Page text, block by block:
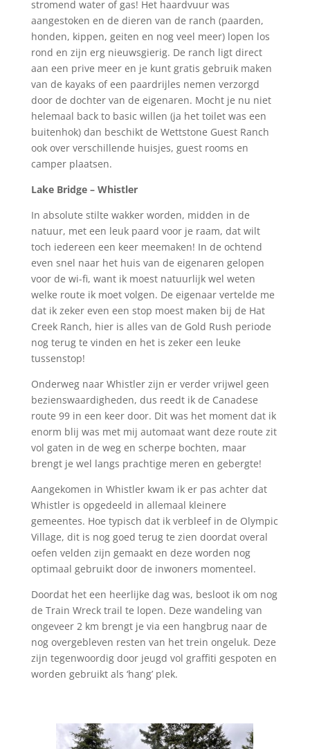
stromend water of gas! Het haardvuur was
aangestoken en de dieren van de ranch (paarden,
honden, kippen, geiten en nog veel meer) lopen los
rond en zijn erg nieuwsgierig. De ranch ligt direct
aan een prive meer en je kunt gratis gebruik maken
van de kayaks of een paardrijles nemen verzorgd
door de dochter van de eigenaren. Mocht je nu niet
helemaal back to basic willen (ja het toilet was een
buitenhok) dan beschikt de Wettstone Guest Ranch
ook over verschillende huisjes, guest rooms en
camper plaatsen.
Lake Bridge – Whistler
In absolute stilte wakker worden, midden in de
natuur, met een leuk paard voor je raam, dat wilt
toch iedereen een keer meemaken! In de ochtend
even snel naar het huis van de eigenaren gelopen
voor de wi-fi, want ik moest natuurlijk wel weten
welke route ik moet volgen. De eigenaar vertelde me
dat ik zeker even een stop moest maken bij de Hat
Creek Ranch, hier is alles van de Gold Rush periode
nog terug te vinden en het is zeker een leuke
tussenstop!
Onderweg naar Whistler zijn er verder vrijwel geen
bezienswaardigheden, dus reedt ik de Canadese
route 99 in een keer door. Dit was het moment dat ik
enorm blij was met mij automaat want deze route zit
vol gaten in de weg en scherpe bochten, maar
brengt je wel langs prachtige meren en gebergte!
Aangekomen in Whistler kwam ik er pas achter dat
Whistler is opgedeeld in allemaal kleinere
gemeentes. Hoe typisch dat ik verbleef in de Olympic
Village, dit is nog goed terug te zien doordat overal
oefen velden zijn gemaakt en deze worden nog
optimaal gebruikt door de inwoners momenteel.
Doordat het een heerlijke dag was, besloot ik om nog
de Train Wreck trail te lopen. Deze wandeling van
ongeveer 2 km brengt je via een hangbrug naar de
nog overgebleven resten van het trein ongeluk. Deze
zijn tegenwoordig door jeugd vol graffiti gespoten en
worden gebruikt als ‘hang’ plek.